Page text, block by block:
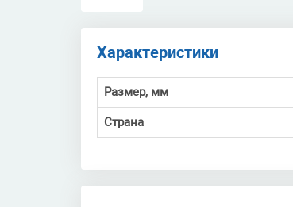
Характеристики
Размер, мм
Страна